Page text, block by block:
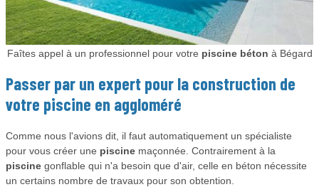
Faîtes appel à un professionnel pour votre piscine béton à Bégard
Passer par un expert pour la construction de
votre piscine en aggloméré
Comme nous l'avions dit, il faut automatiquement un spécialiste
pour vous créer une piscine maçonnée. Contrairement à la
piscine gonflable qui n'a besoin que d'air, celle en béton nécessite
un certains nombre de travaux pour son obtention.